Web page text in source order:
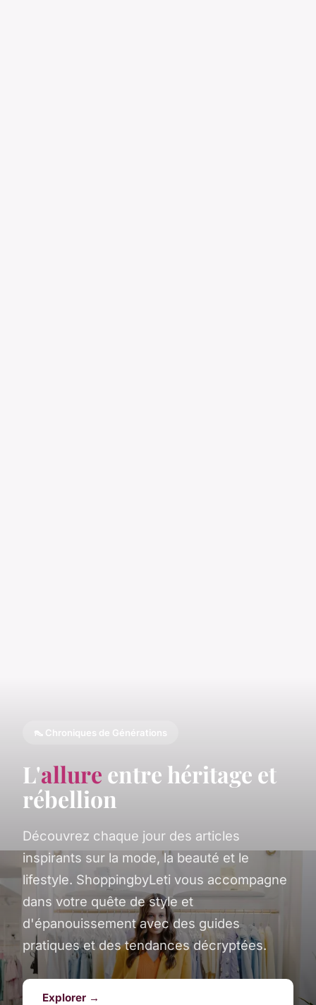
👠 Chroniques de Générations
L'allure entre héritage et
rébellion
Découvrez chaque jour des articles
inspirants sur la mode, la beauté et le
lifestyle. ShoppingbyLeti vous accompagne
dans votre quête de style et
d'épanouissement avec des guides
pratiques et des tendances décryptées.
Explorer →